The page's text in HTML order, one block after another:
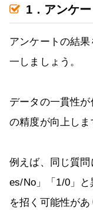
1．アンケ
アンケートの結
一しましょう。
データの一貫性
の精度が向上しま
例えば、同じ質
es/No」「1/0」
を招く可能性があ